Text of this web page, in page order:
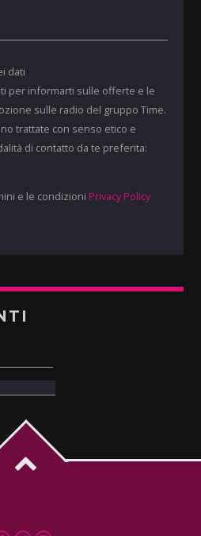
dati
per informarti sulle offerte e le
sulle radio del gruppo Time.
trattate con senso etico e
di contatto da te preferita:
e le condizioni Privacy Policy